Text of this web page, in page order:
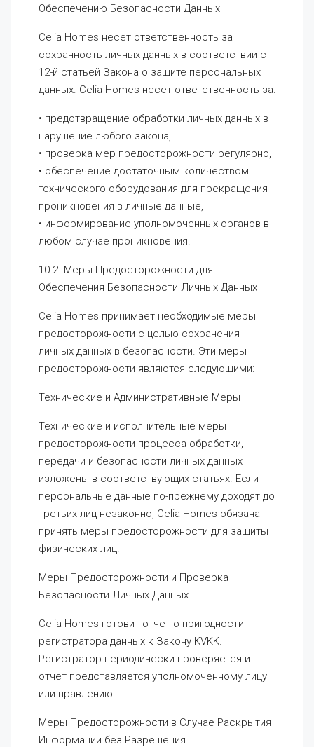
Обеспечению Безопасности Данных
Celia Homes несет ответственность за
сохранность личных данных в соответствии с
12-й статьей Закона о защите персональных
данных. Celia Homes несет ответственность за:
• предотвращение обработки личных данных в
нарушение любого закона,
• проверка мер предосторожности регулярно,
• обеспечение достаточным количеством
технического оборудования для прекращения
проникновения в личные данные,
• информирование уполномоченных органов в
любом случае проникновения.
10.2. Меры Предосторожности для
Обеспечения Безопасности Личных Данных
Celia Homes принимает необходимые меры
предосторожности с целью сохранения
личных данных в безопасности. Эти меры
предосторожности являются следующими:
Технические и Административные Меры
Технические и исполнительные меры
предосторожности процесса обработки,
передачи и безопасности личных данных
изложены в соответствующих статьях. Если
персональные данные по-прежнему доходят до
третьих лиц незаконно, Celia Homes обязана
принять меры предосторожности для защиты
физических лиц.
Меры Предосторожности и Проверка
Безопасности Личных Данных
Celia Homes готовит отчет о пригодности
регистратора данных к Закону KVKK.
Регистратор периодически проверяется и
отчет представляется уполномоченному лицу
или правлению.
Меры Предосторожности в Случае Раскрытия
Информации без Разрешения